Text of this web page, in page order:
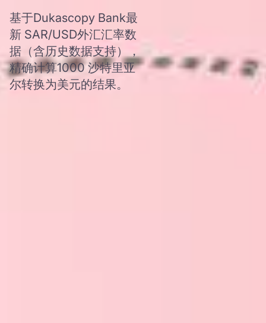
基于Dukascopy Bank最
新 SAR/USD外汇汇率数
据（含历史数据支持），
精确计算1000 沙特里亚
尔转换为美元的结果。